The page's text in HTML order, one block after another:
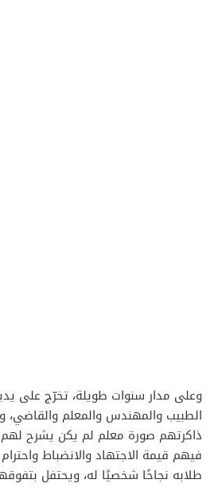
وعلى مدار سنوات طويلة، تخرّج على
الطبيب والمهندس والمعلم
ذاكرتهم صورة معلم لم يكن يشرح لهم
فيهم قيمة الاجتهاد والانضباط
طلابه نجاحًا شخصيًا له، ويحتفل